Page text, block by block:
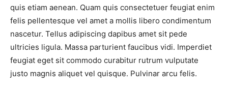
quis etiam aenean. Quam quis consectetuer feugiat enim
felis pellentesque vel amet a mollis libero condimentum
nascetur. Tellus adipiscing dapibus amet sit pede
ultricies ligula. Massa parturient faucibus vidi. Imperdiet
feugiat eget sit commodo curabitur rutrum vulputate
justo magnis aliquet vel quisque. Pulvinar arcu felis.